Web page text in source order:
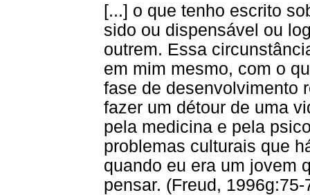
[...] o que tenho escrito
sido ou dispensável ou
outrem. Essa
em mim mesmo, com o
fase de desenvolvimento
fazer um détour de uma
pela medicina e pela
problemas culturais que
quando eu era um jovem
pensar. (Freud, 1996g:75-